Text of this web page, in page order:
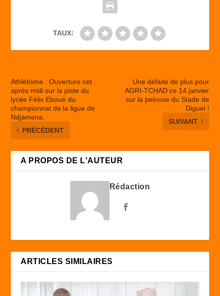
TAUX:
Athlétisme : Ouverture cet
après midi sur la piste du
lycée Félix Eboué du
championnat de la ligue de
Ndjamena.
PRÉCÉDENT
Une défaite de plus pour
AGRI-TCHAD ce 14 janvier
sur la pelouse du Stade de
Diguel !
SUIVANT
A PROPOS DE L'AUTEUR
Rédaction
ARTICLES SIMILAIRES